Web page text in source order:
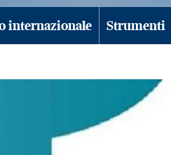
internazionale Strumenti